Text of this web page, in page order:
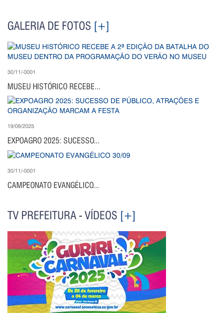
GALERIA DE FOTOS [+]
30/11/-0001
MUSEU HISTÓRICO RECEBE...
19/09/2025
EXPOAGRO 2025: SUCESSO...
30/11/-0001
CAMPEONATO EVANGÉLICO...
TV PREFEITURA - VÍDEOS [+]